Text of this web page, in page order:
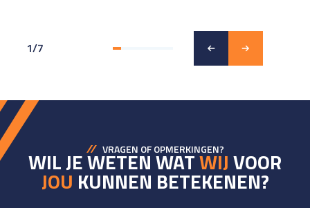
1/7
VRAGEN OF OPMERKINGEN?
WIL JE WETEN WATWIJVOOR
JOU KUNNEN BETEKENEN?